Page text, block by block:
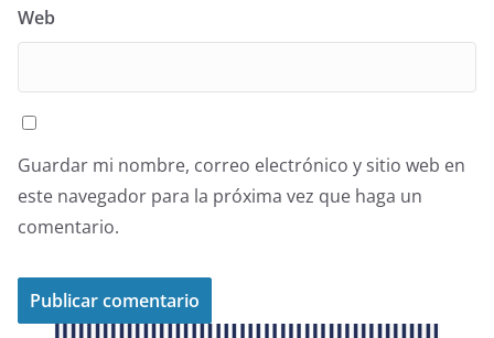
Web
Guardar mi nombre, correo electrónico y sitio web en
este navegador para la próxima vez que haga un
comentario.